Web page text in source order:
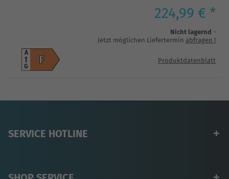
224,99 € *
Nicht lagernd -
Jetzt möglichen Liefertermin abfragen !
F
A
G
Produktdatenblatt
SERVICE HOTLINE